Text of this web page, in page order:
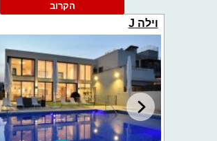
הקרוב
וילה J